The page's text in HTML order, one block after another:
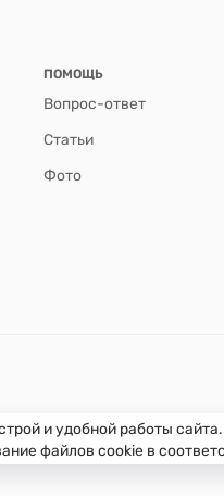
ПОМОЩЬ
Вопрос-ответ
Статьи
Фото
и удобной работы сайта.
файлов cookie в